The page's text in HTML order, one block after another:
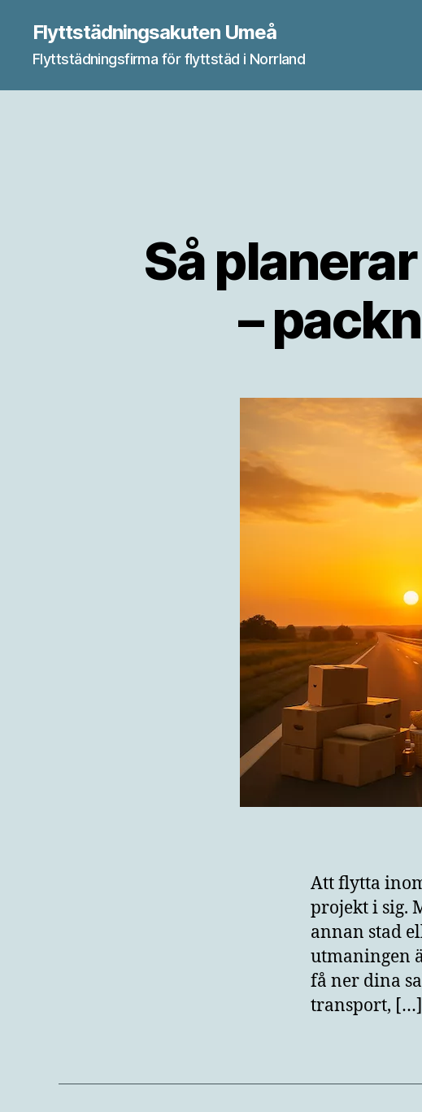
Flyttstädningsakuten Umeå
Flyttstädningsfirma för flyttstäd i Norrland
Så
–
Att flytta
projekt i sig.
annan stad
utmaningen
få ner dina
transport, […]